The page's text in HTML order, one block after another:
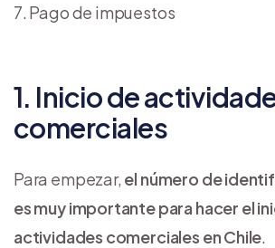
Pago de impuestos
1. Inicio de
comerciales
Para empezar, el número de
es muy importante para hacer el
actividades comerciales en Chile